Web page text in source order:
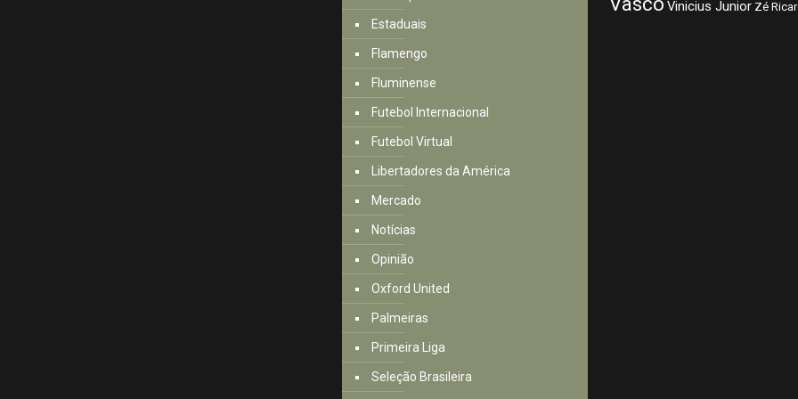
Estaduais
Flamengo
Fluminense
Futebol Internacional
Futebol Virtual
Libertadores da América
Mercado
Notícias
Opinião
Oxford United
Palmeiras
Primeira Liga
Seleção Brasileira
Vinicius Junior Zé